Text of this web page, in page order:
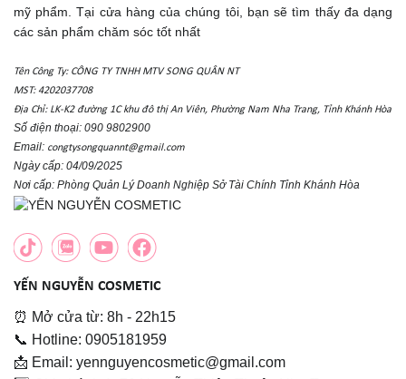
mỹ phẩm. Tại cửa hàng của chúng tôi, bạn sẽ tìm thấy đa dạng
các sản phẩm chăm sóc tốt nhất
Tên Công Ty: CÔNG TY TNHH MTV SONG QUÂN NT
MST: 4202037708
Địa Chỉ: LK-K2 đường 1C khu đô thị An Viên, Phường Nam Nha Trang, Tỉnh Khánh Hòa
Số điện thoại: 090 9802900
Email: congtysongquannt@gmail.com
Ngày cấp: 04/09/2025
Nơi cấp: Phòng Quản Lý Doanh Nghiệp Sở Tài Chính Tỉnh Khánh Hòa
YẾN NGUYỄN COSMETIC
⏰ Mở cửa từ: 8h - 22h15
📞 Hotline: 0905181959
📩 Email: yennguyencosmetic@gmail.com